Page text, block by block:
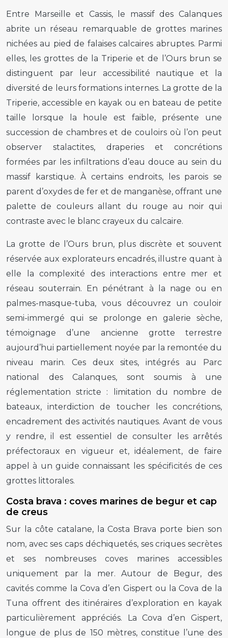
Entre Marseille et Cassis, le massif des Calanques
abrite un réseau remarquable de grottes marines
nichées au pied de falaises calcaires abruptes. Parmi
elles, les grottes de la Triperie et de l’Ours brun se
distinguent par leur accessibilité nautique et la
diversité de leurs formations internes. La grotte de la
Triperie, accessible en kayak ou en bateau de petite
taille lorsque la houle est faible, présente une
succession de chambres et de couloirs où l’on peut
observer stalactites, draperies et concrétions
formées par les infiltrations d’eau douce au sein du
massif karstique. À certains endroits, les parois se
parent d’oxydes de fer et de manganèse, offrant une
palette de couleurs allant du rouge au noir qui
contraste avec le blanc crayeux du calcaire.
La grotte de l’Ours brun, plus discrète et souvent
réservée aux explorateurs encadrés, illustre quant à
elle la complexité des interactions entre mer et
réseau souterrain. En pénétrant à la nage ou en
palmes-masque-tuba, vous découvrez un couloir
semi-immergé qui se prolonge en galerie sèche,
témoignage d’une ancienne grotte terrestre
aujourd’hui partiellement noyée par la remontée du
niveau marin. Ces deux sites, intégrés au Parc
national des Calanques, sont soumis à une
réglementation stricte : limitation du nombre de
bateaux, interdiction de toucher les concrétions,
encadrement des activités nautiques. Avant de vous
y rendre, il est essentiel de consulter les arrêtés
préfectoraux en vigueur et, idéalement, de faire
appel à un guide connaissant les spécificités de ces
grottes littorales.
Costa brava : coves marines de begur et cap
de creus
Sur la côte catalane, la Costa Brava porte bien son
nom, avec ses caps déchiquetés, ses criques secrètes
et ses nombreuses coves marines accessibles
uniquement par la mer. Autour de Begur, des
cavités comme la Cova d’en Gispert ou la Cova de la
Tuna offrent des itinéraires d’exploration en kayak
particulièrement appréciés. La Cova d’en Gispert,
longue de plus de 150 mètres, constitue l’une des